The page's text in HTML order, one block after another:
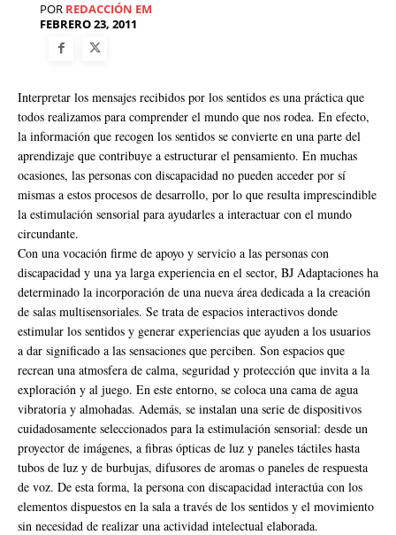
POR REDACCIÓN EM
FEBRERO 23, 2011
Interpretar los mensajes recibidos por los sentidos es una práctica que
todos realizamos para comprender el mundo que nos rodea. En efecto,
la información que recogen los sentidos se convierte en una parte del
aprendizaje que contribuye a estructurar el pensamiento. En muchas
ocasiones, las personas con discapacidad no pueden acceder por sí
mismas a estos procesos de desarrollo, por lo que resulta imprescindible
la estimulación sensorial para ayudarles a interactuar con el mundo
circundante.
Con una vocación firme de apoyo y servicio a las personas con
discapacidad y una ya larga experiencia en el sector, BJ Adaptaciones ha
determinado la incorporación de una nueva área dedicada a la creación
de salas multisensoriales. Se trata de espacios interactivos donde
estimular los sentidos y generar experiencias que ayuden a los usuarios
a dar significado a las sensaciones que perciben. Son espacios que
recrean una atmosfera de calma, seguridad y protección que invita a la
exploración y al juego. En este entorno, se coloca una cama de agua
vibratoria y almohadas. Además, se instalan una serie de dispositivos
cuidadosamente seleccionados para la estimulación sensorial: desde un
proyector de imágenes, a fibras ópticas de luz y paneles táctiles hasta
tubos de luz y de burbujas, difusores de aromas o paneles de respuesta
de voz. De esta forma, la persona con discapacidad interactúa con los
elementos dispuestos en la sala a través de los sentidos y el movimiento
sin necesidad de realizar una actividad intelectual elaborada.